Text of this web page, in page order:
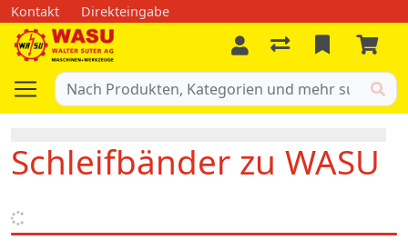
Kontakt Direkteingabe
Schleifbänder zu WASU